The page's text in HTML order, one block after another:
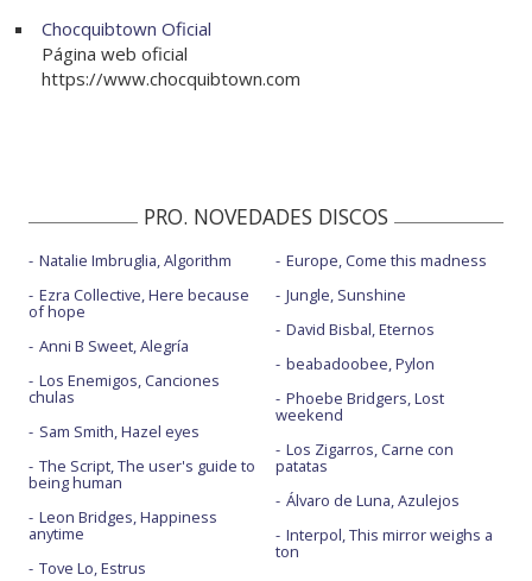
Chocquibtown Oficial
Página web oficial
https://www.chocquibtown.com
PRO. NOVEDADES DISCOS
Natalie Imbruglia, Algorithm
Ezra Collective, Here because
of hope
Anni B Sweet, Alegría
Los Enemigos, Canciones
chulas
Sam Smith, Hazel eyes
The Script, The user's guide to
being human
Leon Bridges, Happiness
anytime
Tove Lo, Estrus
Europe, Come this madness
Jungle, Sunshine
David Bisbal, Eternos
beabadoobee, Pylon
Phoebe Bridgers, Lost
weekend
Los Zigarros, Carne con
patatas
Álvaro de Luna, Azulejos
Interpol, This mirror weighs a
ton